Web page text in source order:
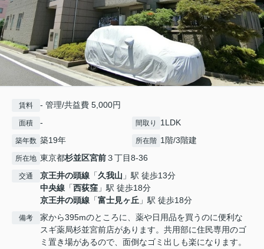
賃料 - 管理/共益費 5,000円
面積 - 間取り 1LDK
築年数 築19年 所在階 1階/3階建
所在地 東京都杉並区宮前３丁目8-36
交通 京王井の頭線 「久我山 」駅 徒歩13分
中央線 「西荻窪 」駅 徒歩18分
京王井の頭線 「富士見ヶ丘 」駅 徒歩18分
備考
家から395mのところに、薬や日用品を買うのに便利な
スギ薬局杉並宮前店があります。共用部に住民専用のゴ
ミ置き場があるので、面倒なゴミ出しも楽になります。